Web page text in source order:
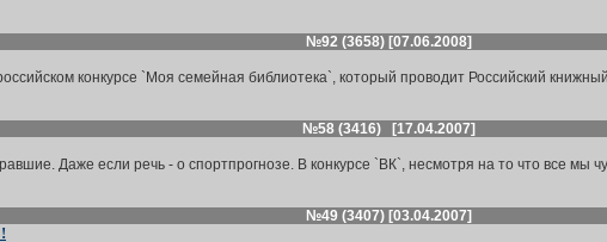
№92 (3658) [07.06.2008]
конкурсе `Моя семейная библиотека`, который проводит Российский
№58 (3416) [17.04.2007]
Даже если речь - о спортпрогнозе. В конкурсе `ВК`, несмотря на то что все мы
№49 (3407) [03.04.2007]